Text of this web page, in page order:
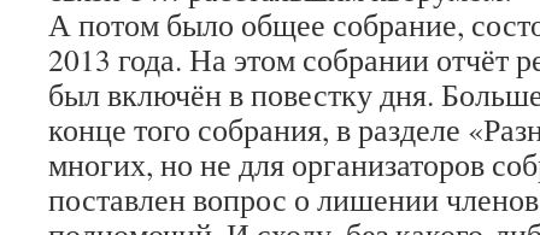
А потом было общее собрание,
2013 года. На этом собрании отчёт
был включён в повестку дня.
конце того собрания, в разделе
многих, но не для организаторов
поставлен вопрос о лишении